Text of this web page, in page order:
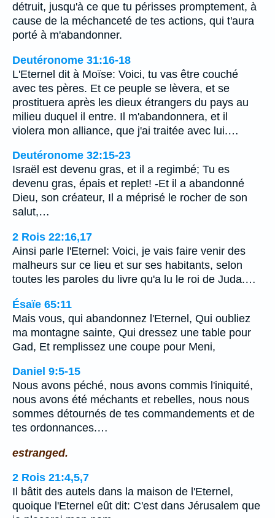
détruit, jusqu'à ce que tu périsses promptement, à
cause de la méchanceté de tes actions, qui t'aura
porté à m'abandonner.
Deutéronome 31:16-18
L'Eternel dit à Moïse: Voici, tu vas être couché
avec tes pères. Et ce peuple se lèvera, et se
prostituera après les dieux étrangers du pays au
milieu duquel il entre. Il m'abandonnera, et il
violera mon alliance, que j'ai traitée avec lui.…
Deutéronome 32:15-23
Israël est devenu gras, et il a regimbé; Tu es
devenu gras, épais et replet! -Et il a abandonné
Dieu, son créateur, Il a méprisé le rocher de son
salut,…
2 Rois 22:16,17
Ainsi parle l'Eternel: Voici, je vais faire venir des
malheurs sur ce lieu et sur ses habitants, selon
toutes les paroles du livre qu'a lu le roi de Juda.…
Ésaïe 65:11
Mais vous, qui abandonnez l'Eternel, Qui oubliez
ma montagne sainte, Qui dressez une table pour
Gad, Et remplissez une coupe pour Meni,
Daniel 9:5-15
Nous avons péché, nous avons commis l'iniquité,
nous avons été méchants et rebelles, nous nous
sommes détournés de tes commandements et de
tes ordonnances.…
estranged.
2 Rois 21:4,5,7
Il bâtit des autels dans la maison de l'Eternel,
quoique l'Eternel eût dit: C'est dans Jérusalem que